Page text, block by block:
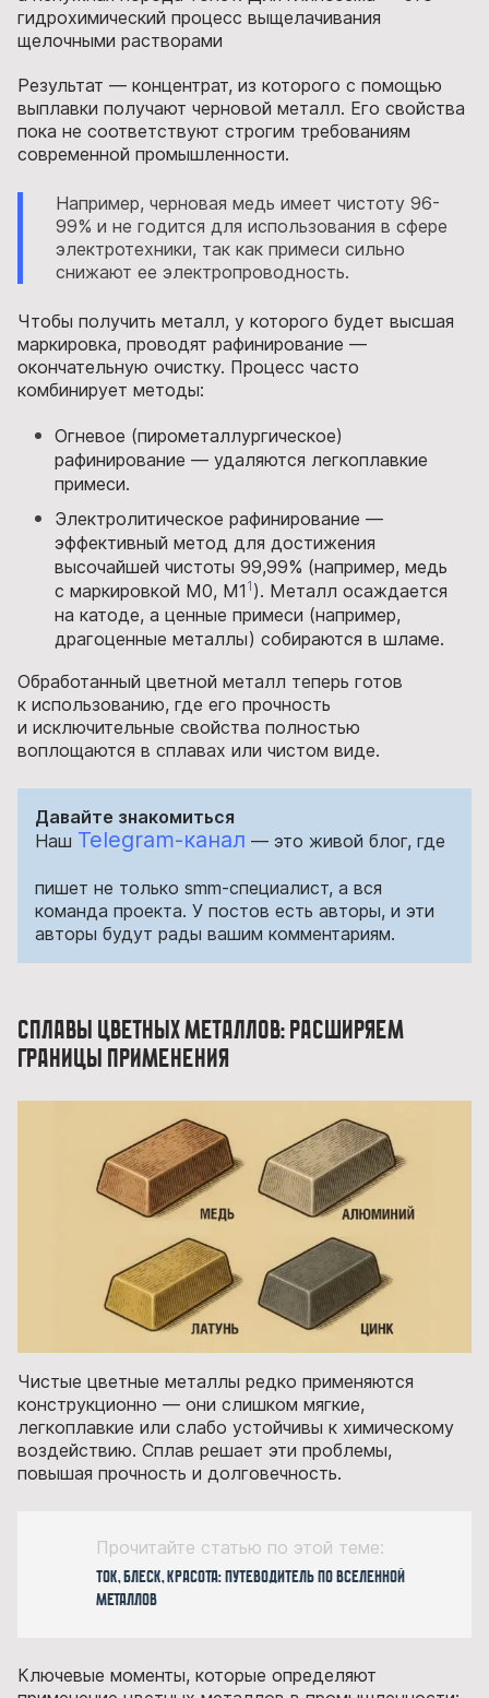
гидрохимический процесс выщелачивания
щелочными растворами
Результат — концентрат, из которого с помощью
выплавки получают черновой металл. Его свойства
пока не соответствуют строгим требованиям
современной промышленности.
Например, черновая медь имеет чистоту 96-
99% и не годится для использования в сфере
электротехники, так как примеси сильно
снижают ее электропроводность.
Чтобы получить металл, у которого будет высшая
маркировка, проводят рафинирование —
окончательную очистку. Процесс часто
комбинирует методы:
Огневое (пирометаллургическое)
рафинирование — удаляются легкоплавкие
примеси.
Электролитическое рафинирование —
эффективный метод для достижения
высочайшей чистоты 99,99% (например, медь
с маркировкой М0, М1 1 ). Металл осаждается
на катоде, а ценные примеси (например,
драгоценные металлы) собираются в шламе.
Обработанный цветной металл теперь готов
к использованию, где его прочность
и исключительные свойства полностью
воплощаются в сплавах или чистом виде.
Давайте знакомиться
Наш Telegram-канал — это живой блог, где
пишет не только smm-специалист, а вся
команда проекта. У постов есть авторы, и эти
авторы будут рады вашим комментариям.
Сплавы цветных металлов: расширяем
границы применения
Чистые цветные металлы редко применяются
конструкционно — они слишком мягкие,
легкоплавкие или слабо устойчивы к химическому
воздействию. Сплав решает эти проблемы,
повышая прочность и долговечность.
Прочитайте статью по этой теме:
Ток, блеск, красота: путеводитель по вселенной
металлов
Ключевые моменты, которые определяют